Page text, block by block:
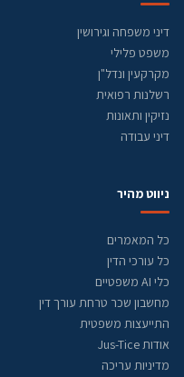
דיני משפחה וגירושין
משפט פלילי
מקרקעין ונדל"ן
רשלנות רפואית
נזיקין ותאונות
דיני עבודה
ניווט מהיר
כל המאמרים
כל עורכי הדין
כלי AI משפטיים
מחשבון שכר טרחת עורך דין
התייעצות משפטית
אודות Jus-Tice
מדיניות עריכה